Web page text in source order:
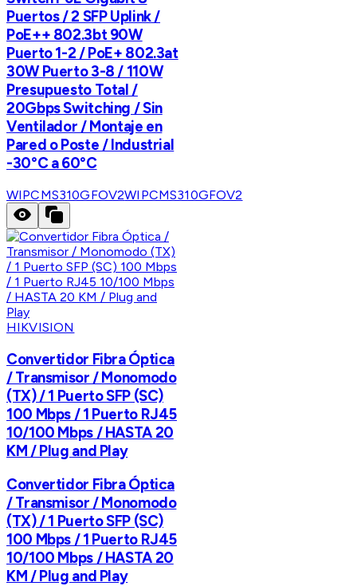
Puertos / 2 SFP Uplink /
PoE++ 802.3bt 90W
Puerto 1-2 / PoE+ 802.3at
30W Puerto 3-8 / 110W
Presupuesto Total /
20Gbps Switching / Sin
Ventilador / Montaje en
Pared o Poste / Industrial
-30°C a 60°C
WIPCMS310GFOV2WIPCMS310GFOV2
HIKVISION
Convertidor Fibra Óptica
/ Transmisor / Monomodo
(TX) / 1 Puerto SFP (SC)
100 Mbps / 1 Puerto RJ45
10/100 Mbps / HASTA 20
KM / Plug and Play
Convertidor Fibra Óptica
/ Transmisor / Monomodo
(TX) / 1 Puerto SFP (SC)
100 Mbps / 1 Puerto RJ45
10/100 Mbps / HASTA 20
KM / Plug and Play